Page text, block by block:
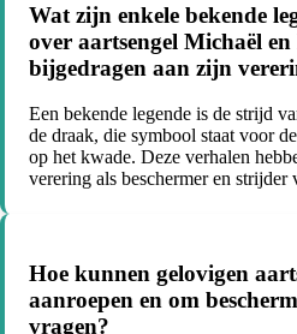
Wat zijn enkele bekende
over aartsengel Michaël en
bijgedragen aan zijn
Een bekende legende is de strijd
de draak, die symbool staat voor
op het kwade. Deze verhalen
verering als beschermer en strijder
Hoe kunnen gelovigen
aanroepen en om
vragen?